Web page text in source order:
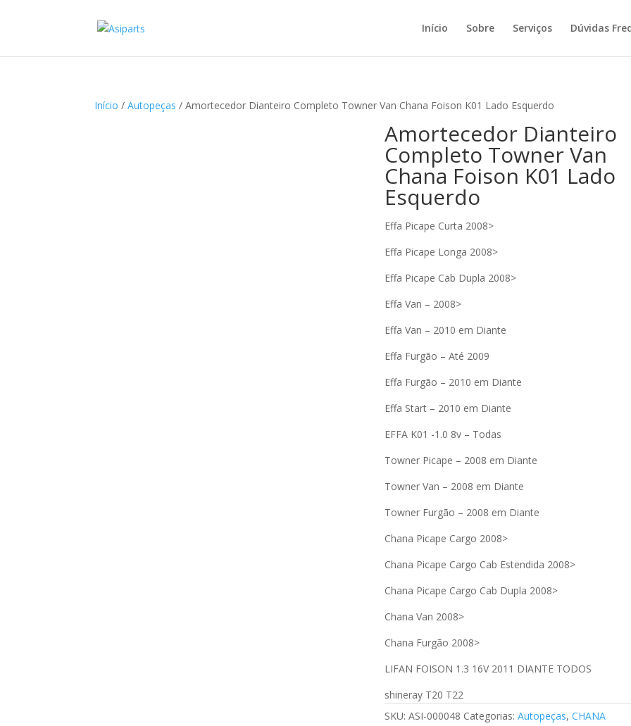
Início Sobre Serviços Dúvidas
Início /Autopeças / Amortecedor Dianteiro Completo Towner Van Chana Foison K01 Lado Esquerdo
Amortecedor Dianteiro
Completo Towner Van
Chana Foison K01 Lado
Esquerdo
Effa Picape Curta 2008>
Effa Picape Longa 2008>
Effa Picape Cab Dupla 2008>
Effa Van – 2008>
Effa Van – 2010 em Diante
Effa Furgão – Até 2009
Effa Furgão – 2010 em Diante
Effa Start – 2010 em Diante
EFFA K01 -1.0 8v – Todas
Towner Picape – 2008 em Diante
Towner Van – 2008 em Diante
Towner Furgão – 2008 em Diante
Chana Picape Cargo 2008>
Chana Picape Cargo Cab Estendida 2008>
Chana Picape Cargo Cab Dupla 2008>
Chana Van 2008>
Chana Furgão 2008>
LIFAN FOISON 1.3 16V 2011 DIANTE TODOS
shineray T20 T22
SKU:ASI-000048 Categorias:Autopeças,CHANA